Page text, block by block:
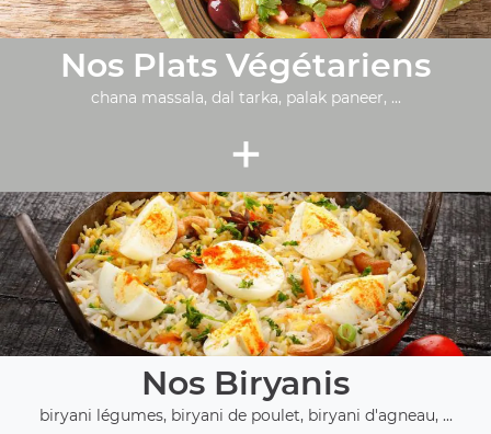
Nos Plats Végétariens
chana massala, dal tarka, palak paneer, ...
+
Nos Biryanis
biryani légumes, biryani de poulet, biryani d'agneau, ...